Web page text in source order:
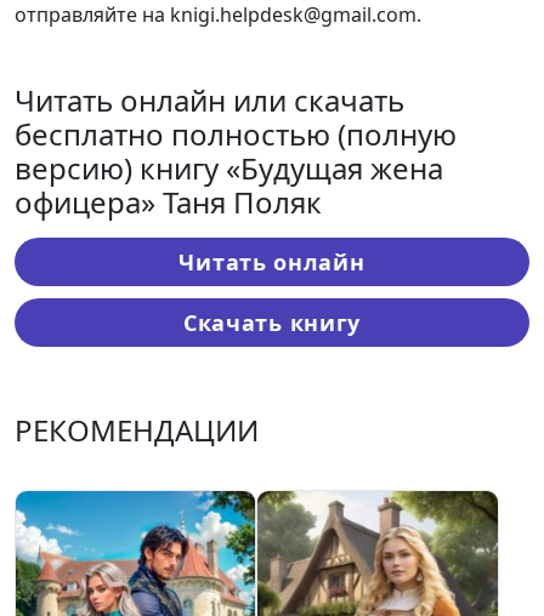
отправляйте на knigi.helpdesk@gmail.com.
Читать онлайн или скачать
бесплатно полностью (полную
версию) книгу «Будущая жена
офицера» Таня Поляк
Читать онлайн
Скачать книгу
РЕКОМЕНДАЦИИ